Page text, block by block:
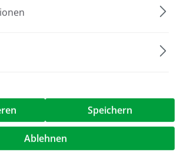
Speichern
Ablehnen